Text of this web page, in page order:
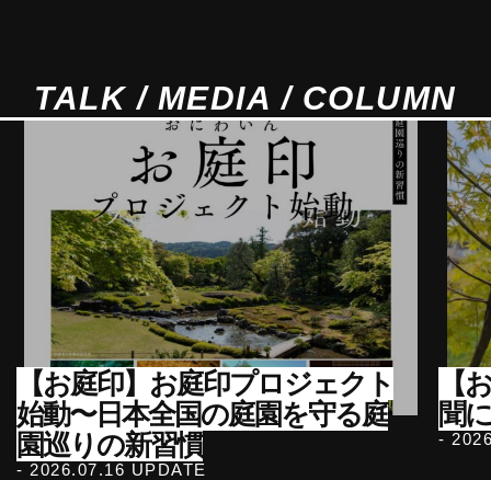
TALK / MEDIA / COLUMN
【お庭印】お庭印プロジェクト
始動〜日本全国の庭園を守る庭
園巡りの新習慣
- 2026.07.16 UPDATE
【
聞
-